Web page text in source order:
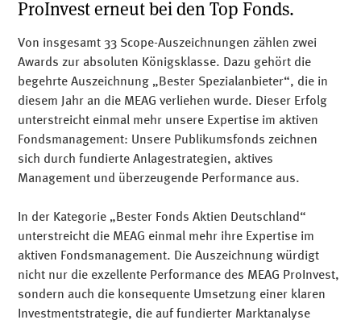
ProInvest erneut bei den Top Fonds.
Von insgesamt 33 Scope-Auszeichnungen zählen zwei
Awards zur absoluten Königsklasse. Dazu gehört die
begehrte Auszeichnung „Bester Spezialanbieter“, die in
diesem Jahr an die MEAG verliehen wurde. Dieser Erfolg
unterstreicht einmal mehr unsere Expertise im aktiven
Fondsmanagement: Unsere Publikumsfonds zeichnen
sich durch fundierte Anlagestrategien, aktives
Management und überzeugende Performance aus.
In der Kategorie „Bester Fonds Aktien Deutschland“
unterstreicht die MEAG einmal mehr ihre Expertise im
aktiven Fondsmanagement. Die Auszeichnung würdigt
nicht nur die exzellente Performance des MEAG ProInvest,
sondern auch die konsequente Umsetzung einer klaren
Investmentstrategie, die auf fundierter Marktanalyse